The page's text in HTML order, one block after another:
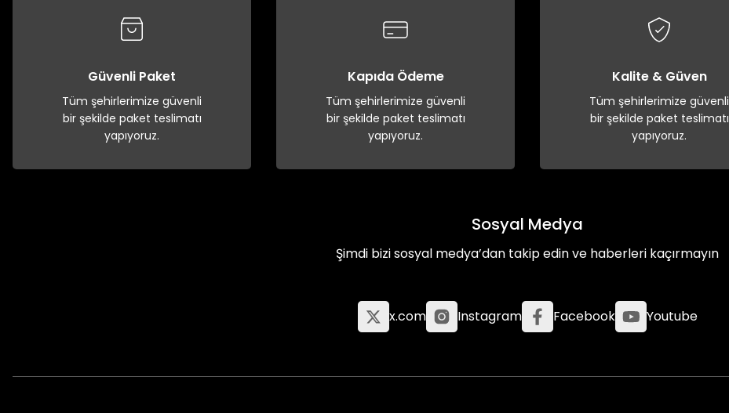
Güvenli Paket
Tüm şehirlerimize güvenli
bir şekilde paket teslimatı
yapıyoruz.
Kapıda Ödeme
Tüm şehirlerimize güvenli
bir şekilde paket teslimatı
yapıyoruz.
Kalite & Güven
Tüm şehirlerimize güvenli
bir şekilde paket teslimatı
yapıyoruz.
Sosyal Medya
Şimdi bizi sosyal medya’dan takip edin ve haberleri kaçırmayın
x.com Instagram Facebook Youtube